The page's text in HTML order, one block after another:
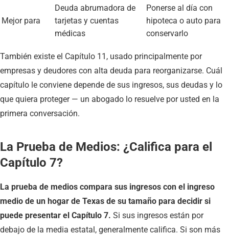
Mejor para
Deuda abrumadora de
tarjetas y cuentas
médicas
Ponerse al día con
hipoteca o auto para
conservarlo
También existe el Capítulo 11, usado principalmente por
empresas y deudores con alta deuda para reorganizarse. Cuál
capítulo le conviene depende de sus ingresos, sus deudas y lo
que quiera proteger — un abogado lo resuelve por usted en la
primera conversación.
La Prueba de Medios: ¿Califica para el
Capítulo 7?
La prueba de medios compara sus ingresos con el ingreso
medio de un hogar de Texas de su tamaño para decidir si
puede presentar el Capítulo 7. Si sus ingresos están por
debajo de la media estatal, generalmente califica. Si son más